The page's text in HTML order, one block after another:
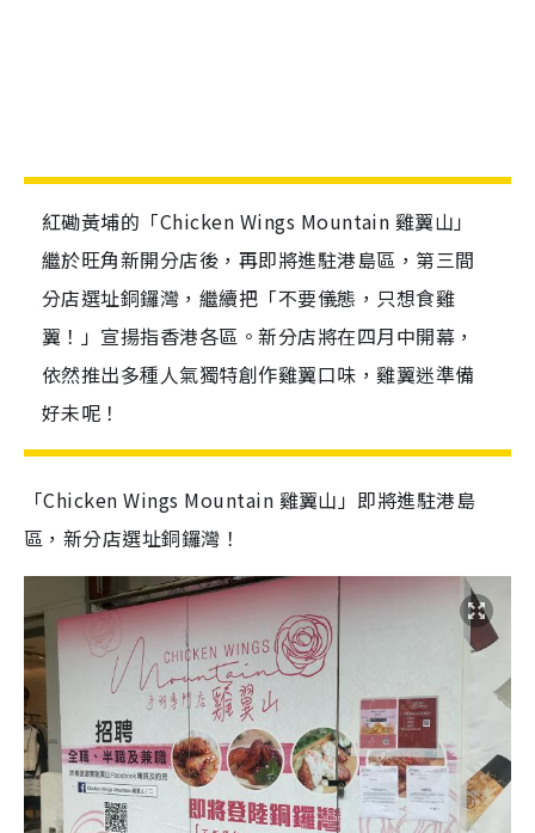
紅磡黃埔的「Chicken Wings Mountain 雞翼山」
繼於旺角新開分店後，再即將進駐港島區，第三間
分店選址銅鑼灣，繼續把「不要儀態，只想食雞
翼！」宣揚指香港各區。新分店將在四月中開幕，
依然推出多種人氣獨特創作雞翼口味，雞翼迷準備
好未呢！
「Chicken Wings Mountain 雞翼山」即將進駐港島
區，新分店選址銅鑼灣！